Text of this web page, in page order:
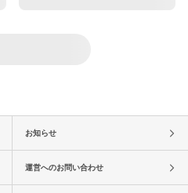
お知らせ
運営へのお問い合わせ